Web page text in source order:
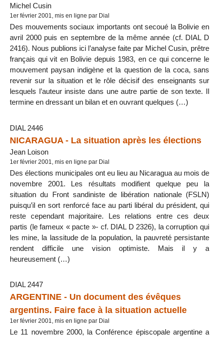
Michel Cusin
1er février 2001, mis en ligne par Dial
Des mouvements sociaux importants ont secoué la Bolivie en
avril 2000 puis en septembre de la même année (cf. DIAL D
2416). Nous publions ici l’analyse faite par Michel Cusin, prêtre
français qui vit en Bolivie depuis 1983, en ce qui concerne le
mouvement paysan indigène et la question de la coca, sans
revenir sur la situation et le rôle décisif des enseignants sur
lesquels l’auteur insiste dans une autre partie de son texte. Il
termine en dressant un bilan et en ouvrant quelques (…)
DIAL 2446
NICARAGUA - La situation après les élections
Jean Loison
1er février 2001, mis en ligne par Dial
Des élections municipales ont eu lieu au Nicaragua au mois de
novembre 2001. Les résultats modifient quelque peu la
situation du Front sandiniste de libération nationale (FSLN)
puisqu’il en sort renforcé face au parti libéral du président, qui
reste cependant majoritaire. Les relations entre ces deux
partis (le fameux « pacte »- cf. DIAL D 2326), la corruption qui
les mine, la lassitude de la population, la pauvreté persistante
rendent difficile une vision optimiste. Mais il y a
heureusement (…)
DIAL 2447
ARGENTINE - Un document des évêques
argentins. Faire face à la situation actuelle
1er février 2001, mis en ligne par Dial
Le 11 novembre 2000, la Conférence épiscopale argentine a